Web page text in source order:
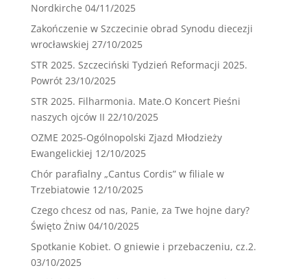
Nordkirche 04/11/2025
Zakończenie w Szczecinie obrad Synodu diecezji
wrocławskiej 27/10/2025
STR 2025. Szczeciński Tydzień Reformacji 2025.
Powrót 23/10/2025
STR 2025. Filharmonia. Mate.O Koncert Pieśni
naszych ojców II 22/10/2025
OZME 2025-Ogólnopolski Zjazd Młodzieży
Ewangelickiej 12/10/2025
Chór parafialny „Cantus Cordis” w filiale w
Trzebiatowie 12/10/2025
Czego chcesz od nas, Panie, za Twe hojne dary?
Święto Żniw 04/10/2025
Spotkanie Kobiet. O gniewie i przebaczeniu, cz.2.
03/10/2025